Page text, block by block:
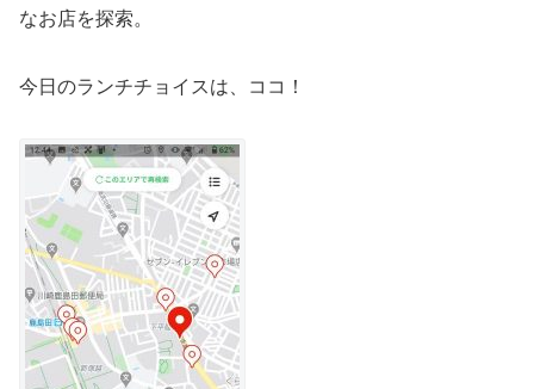
なお店を探索。
今日のランチチョイスは、ココ！